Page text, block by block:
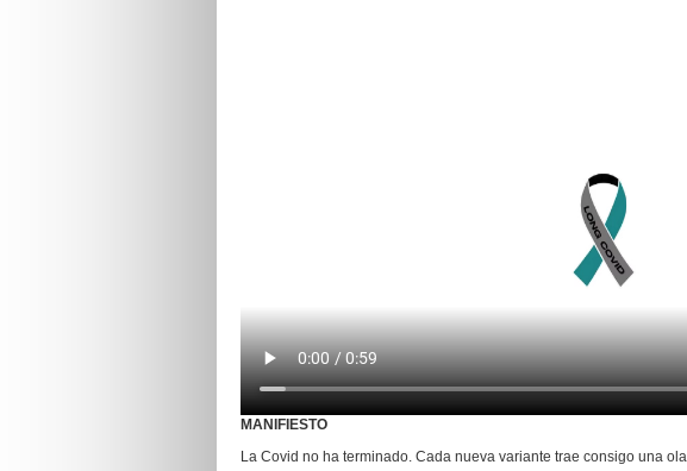
MANIFIESTO
La Covid no ha terminado. Cada nueva variante trae consigo una